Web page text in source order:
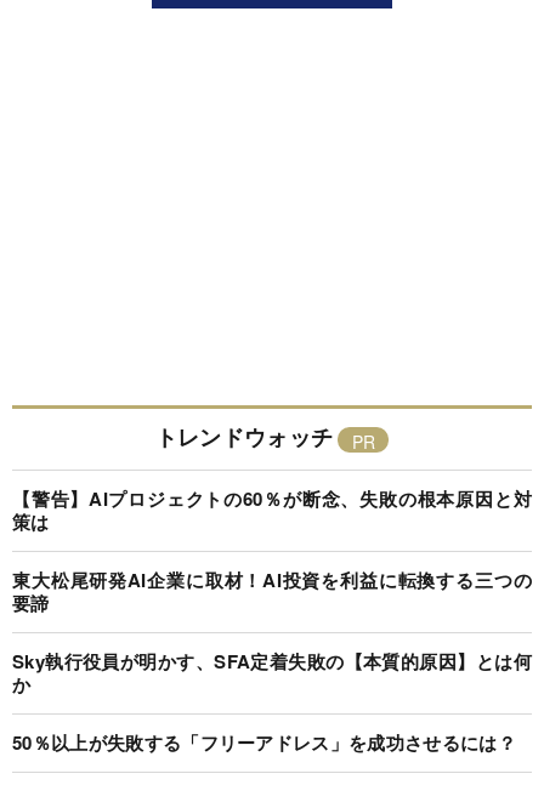
トレンドウォッチ
【警告】AIプロジェクトの60％が断念、失敗の根本原因と対
策は
東大松尾研発AI企業に取材！AI投資を利益に転換する三つの
要諦
Sky執行役員が明かす、SFA定着失敗の【本質的原因】とは何
か
50％以上が失敗する「フリーアドレス」を成功させるには？